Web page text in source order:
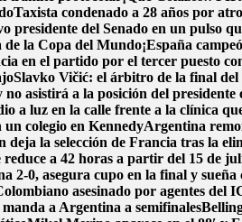
Taxista condenado a 28 años por
presidente del Senado en un pulso
de la Copa del Mundo¡España
en el partido por el tercer puesto
Slavko Vičić: el árbitro de la final
asistirá a la posición del
a luz en la calle frente a la clínica
colegio en KennedyArgentina
la selección de Francia tras la
a 42 horas a partir del 15 de
2-0, asegura cupo en la final y
asesinado por agentes del
a Argentina a semifinales